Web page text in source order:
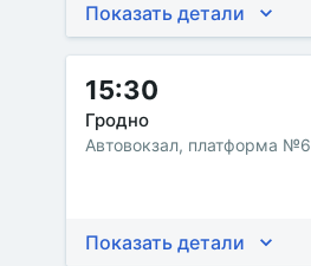
Показать детали
15:30
Гродно
Автовокзал, платформа №6
Показать детали